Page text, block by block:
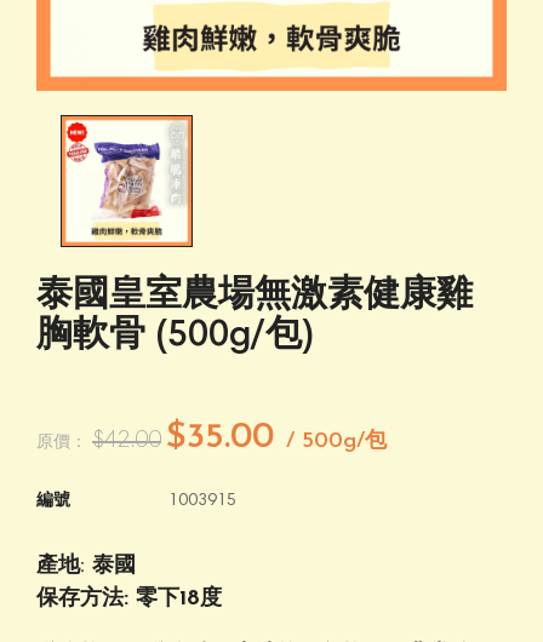
泰國皇室農場無激素健康雞
胸軟骨 (500g/包)
原價： $42.00 $35.00 / 500g/包
編號 1003915
產地: 泰國
保存方法: 零下18度